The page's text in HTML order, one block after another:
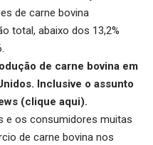
de carne bovina
total, abaixo dos 13,2%
de carne bovina em
Inclusive o assunto
(clique aqui).
e os consumidores muitas
de carne bovina nos